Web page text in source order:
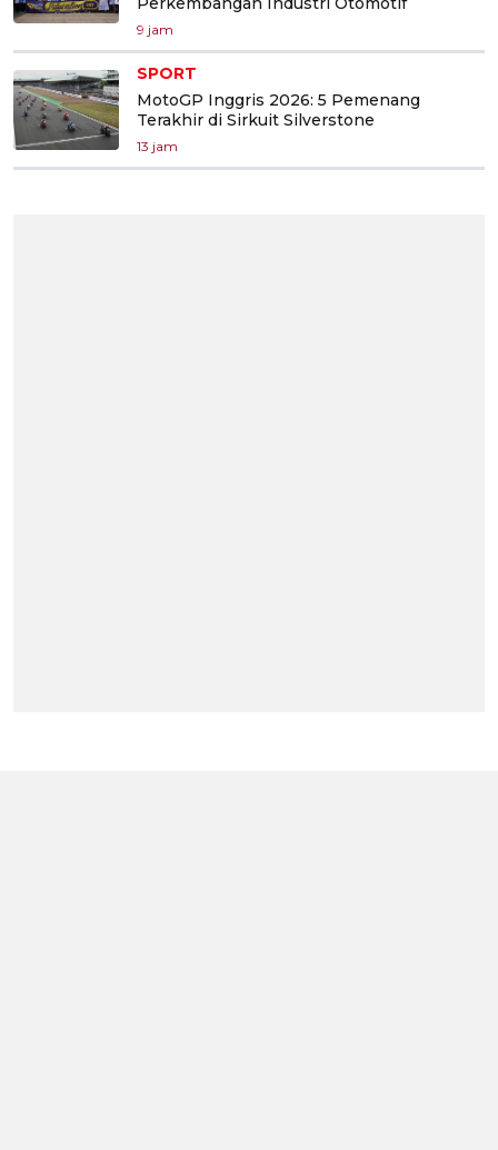
9 jam
SPORT
MotoGP Inggris 2026: 5 Pemenang
Terakhir di Sirkuit Silverstone
13 jam